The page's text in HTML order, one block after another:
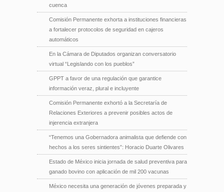
cuenca
Comisión Permanente exhorta a instituciones financieras
a fortalecer protocolos de seguridad en cajeros
automáticos
En la Cámara de Diputados organizan conversatorio
virtual “Legislando con los pueblos”
GPPT a favor de una regulación que garantice
información veraz, plural e incluyente
Comisión Permanente exhortó a la Secretaría de
Relaciones Exteriores a prevenir posibles actos de
injerencia extranjera
“Tenemos una Gobernadora animalista que defiende con
hechos a los seres sintientes”: Horacio Duarte Olivares
Estado de México inicia jornada de salud preventiva para
ganado bovino con aplicación de mil 200 vacunas
México necesita una generación de jóvenes preparada y